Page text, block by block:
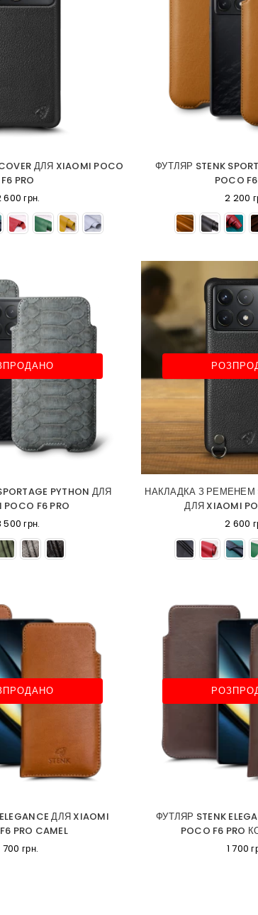
ДЛЯ XIAOMI POCO
F6 PRO
600 грн.
ФУТЛЯР STENK
POCO
2 200
PYTHON ДЛЯ
POCO F6 PRO
500 грн.
НАКЛАДКА З РЕМЕНЕМ
ДЛЯ XIAOMI
2 600
ДЛЯ XIAOMI
PRO CAMEL
700 грн.
ФУТЛЯР STENK
POCO F6 PRO
1 700